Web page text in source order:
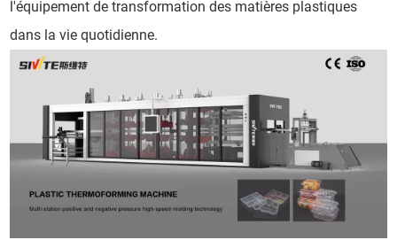
l'équipement de transformation des matières plastiques
dans la vie quotidienne.